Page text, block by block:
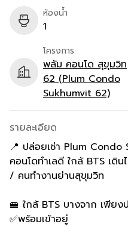
ห้องน้ำ
1
โครงการ
พลัม คอนโด สุขุมวิท
62 (Plum Condo
Sukhumvit 62)
รายละเอียด
📍 ปล่อยเช่า Plum Condo
คอนโดทำเลดี ใกล้ BTS เดิน
/ คนทำงานย่านสุขุมวิท
🚝 ใกล้ BTS บางจาก เพีย
✅พร้อมเข้าอยู่